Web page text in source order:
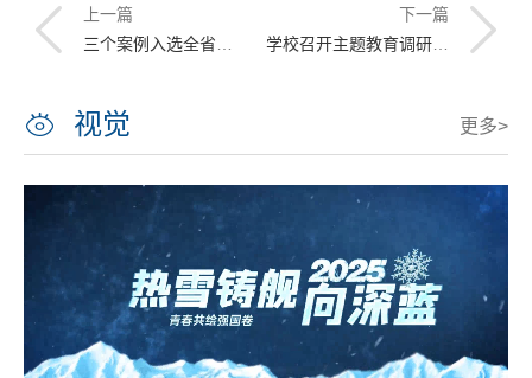
上一篇
三个案例入选全省高校基层党建服务龙江振兴发展案例
下一篇
学校召开主题教育调研成果交流会
视觉 更多>